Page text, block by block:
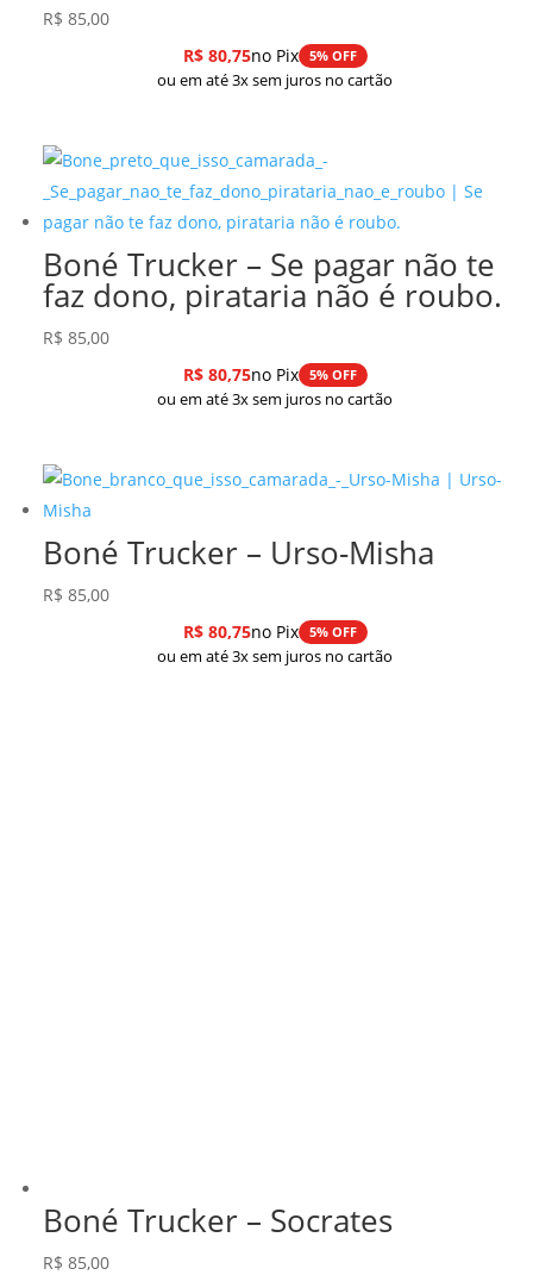
R$ 85,00
R$80,75no Pix 5% OFF
ou em até 3x sem juros no cartão
Boné Trucker – Se pagar não te
faz dono, pirataria não é roubo.
R$ 85,00
R$80,75no Pix 5% OFF
ou em até 3x sem juros no cartão
Boné Trucker – Urso-Misha
R$ 85,00
R$80,75no Pix 5% OFF
ou em até 3x sem juros no cartão
Boné Trucker – Socrates
R$ 85,00